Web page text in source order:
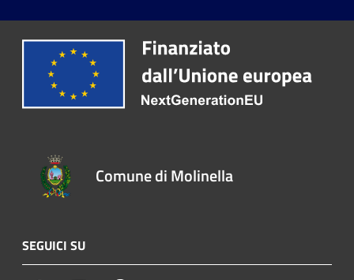
Comune di Molinella
SEGUICI SU